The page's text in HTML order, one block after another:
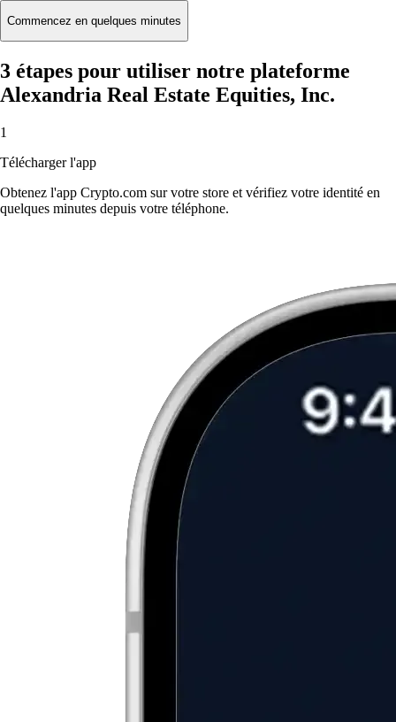
Commencez en quelques minutes
3 étapes pour utiliser notre plateforme
Alexandria Real Estate Equities, Inc.
1
Télécharger l'app
Obtenez l'app Crypto.com sur votre store et vérifiez votre identité en
quelques minutes depuis votre téléphone.